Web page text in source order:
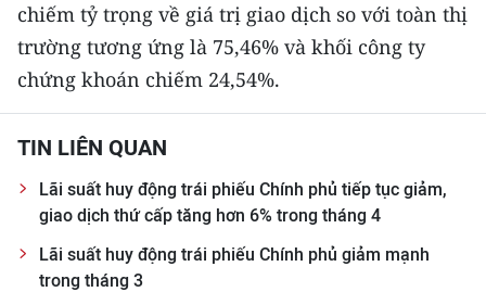
Chuyên trang TP. Hồ Chí Minh
CHUYÊN ĐỀ
CÁC CHUYÊN TRANG
VỀ BÁO NHÂN DÂN
THỜI NAY
chiếm tỷ trọng về giá trị giao dịch so với toàn thị
trường tương ứng là 75,46% và khối công ty
chứng khoán chiếm 24,54%.
TIN LIÊN QUAN
Lãi suất huy động trái phiếu Chính phủ tiếp tục giảm,
giao dịch thứ cấp tăng hơn 6% trong tháng 4
Lãi suất huy động trái phiếu Chính phủ giảm mạnh
trong tháng 3